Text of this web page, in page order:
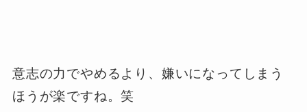
意志の力でやめるより、嫌いになってしまう
ほうが楽ですね。笑